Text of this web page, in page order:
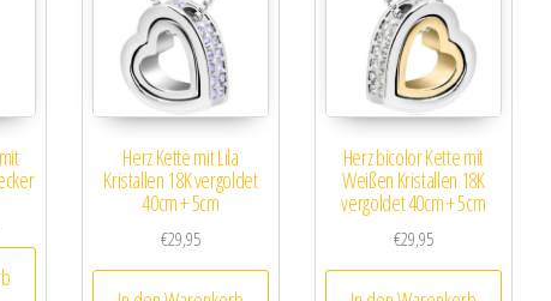
Preis war: €24,95
Preis ist: €19,95.
Herz Kette mit Lila
Kristallen 18K vergoldet
40cm + 5cm
€29,95
Herz bicolor Kette mit
Weißen Kristallen 18K
vergoldet 40cm + 5cm
€29,95